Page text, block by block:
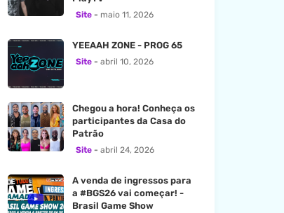
Site maio 11, 2026
YEEAAH ZONE - PROG 65
Site abril 10, 2026
Chegou a hora! Conheça os
participantes da Casa do
Patrão
Site abril 24, 2026
A venda de ingressos para
a #BGS26 vai começar! -
Brasil Game Show